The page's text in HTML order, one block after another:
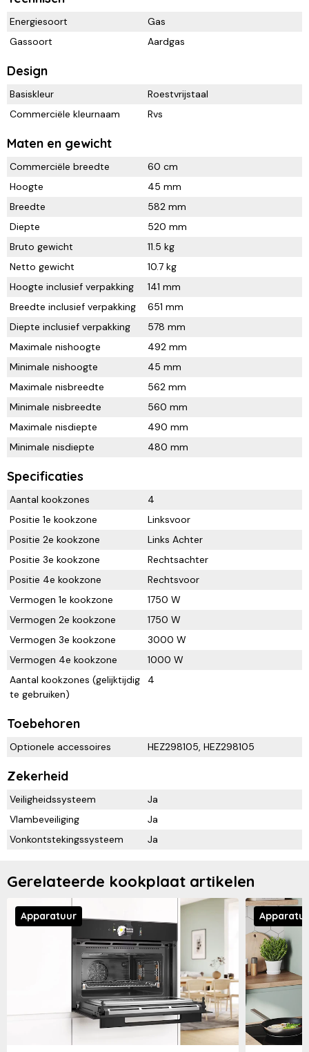
Energiesoort
Gas
Gassoort
Aardgas
Design
Basiskleur
Roestvrijstaal
Commerciële kleurnaam
Rvs
Maten en gewicht
Commerciële breedte
60 cm
Hoogte
45 mm
Breedte
582 mm
Diepte
520 mm
Bruto gewicht
11.5 kg
Netto gewicht
10.7 kg
Hoogte inclusief verpakking
141 mm
Breedte inclusief verpakking
651 mm
Diepte inclusief verpakking
578 mm
Maximale nishoogte
492 mm
Minimale nishoogte
45 mm
Maximale nisbreedte
562 mm
Minimale nisbreedte
560 mm
Maximale nisdiepte
490 mm
Minimale nisdiepte
480 mm
Specificaties
Aantal kookzones
4
Positie 1e kookzone
Linksvoor
Positie 2e kookzone
Links Achter
Positie 3e kookzone
Rechtsachter
Positie 4e kookzone
Rechtsvoor
Vermogen 1e kookzone
1750 W
Vermogen 2e kookzone
1750 W
Vermogen 3e kookzone
3000 W
Vermogen 4e kookzone
1000 W
Aantal kookzones (gelijktijdig
te gebruiken)
4
Toebehoren
Optionele accessoires HEZ298105, HEZ298105
Zekerheid
Veiligheidssysteem
Ja
Vlambeveiliging
Ja
Vonkontstekingssysteem
Ja
Gerelateerde kookplaat artikelen
Apparatuur